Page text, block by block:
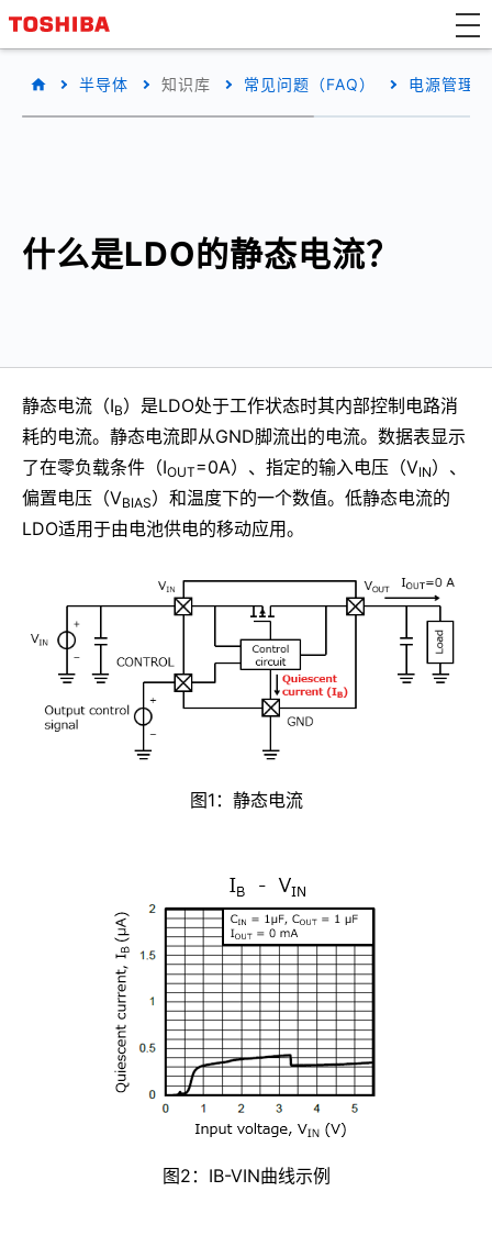
半导体 知识库 常见问题（FAQ） 电源管理IC
什么是LDO的静态电流？
图1：静态电流
静态电流（IB）是LDO处于工作状态时其内部控制电路消
耗的电流。静态电流即从GND脚流出的电流。数据表显示
了在零负载条件（IOUT=0A）、指定的输入电压（VIN）、
偏置电压（VBIAS）和温度下的一个数值。低静态电流的
LDO适用于由电池供电的移动应用。
图2：IB-VIN曲线示例